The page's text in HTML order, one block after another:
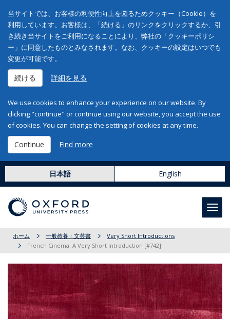
当サイトでは、お客様の利便性向上を図るためクッキー（Cookie）を
利用しています。お客様は、「続ける」のリンクをクリックするか、引
き続き当サイトをご利用になることにより、弊社の「クッキーポリシ
ー」に同意したものとみなされます。なお、クッキーの設定はいつでも
変更が可能です。
続ける 詳細を見る
We use cookies to enhance your experience on our website. By
clicking "continue" or continue using our website, you accept the use
of cookies. You can change the setting of cookies at any time.
Continue Find more
日本語 English
ホーム 一般教養・文芸書
Very Short Introductions
French Cinema: A Very Short Introduction [#742]